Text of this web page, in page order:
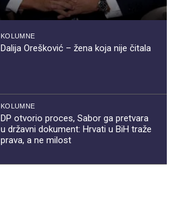
KOLUMNE
Dalija Orešković – žena koja nije čitala
KOLUMNE
DP otvorio proces, Sabor ga pretvara
u državni dokument: Hrvati u BiH traže
prava, a ne milost